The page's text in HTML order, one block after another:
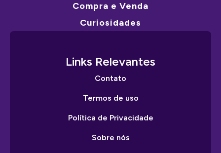
Compra e Venda
Curiosidades
Links Relevantes
Contato
Termos de uso
Política de Privacidade
Sobre nós